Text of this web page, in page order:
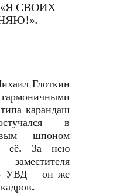
СВОИХ
Глоткин
карандаш
в
шпоном
её. За нею
УВД – он же